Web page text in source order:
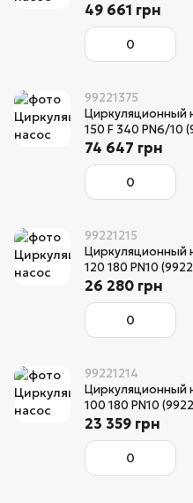
49 661 грн
99221375
Циркуляционный
150 F 340 PN6/10
74 647 грн
99221215
Циркуляционный
120 180 PN10
26 280 грн
99221214
Циркуляционный
100 180 PN10
23 359 грн